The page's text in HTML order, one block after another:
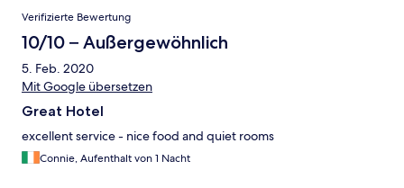
Verifizierte Bewertung
10/10 – Außergewöhnlich
5. Feb. 2020
Mit Google übersetzen
Great Hotel
excellent service - nice food and quiet rooms
Connie, Aufenthalt von 1 Nacht